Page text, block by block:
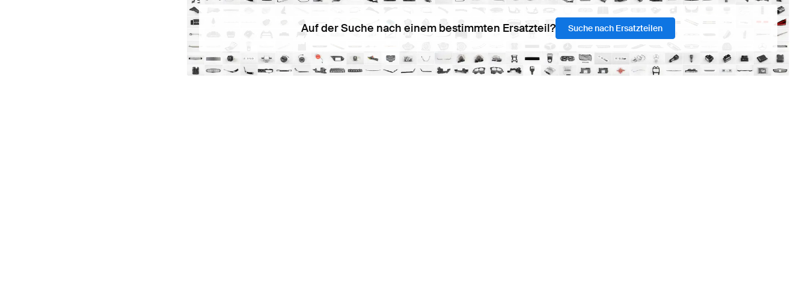
Auf der Suche nach einem bestimmten Ersatzteil? Suche nach Ersatzteilen